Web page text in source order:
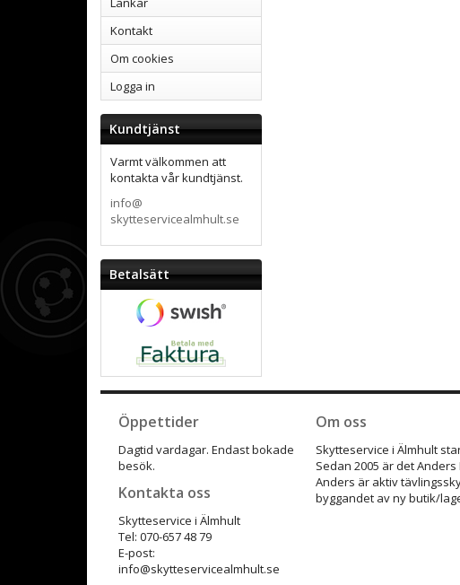
Kontakt
Om cookies
Logga in
Kundtjänst
Varmt välkommen att
kontakta vår kundtjänst.
info@
skytteservicealmhult.se
Betalsätt
Öppettider
Dagtid vardagar. Endast bokade
besök.
Kontakta oss
Skytteservice i Älmhult
Tel: 070-657 48 79
E-post:
info@skytteservicealmhult.se
Om oss
Skytteservice i Älmhult
Sedan 2005 är det
Anders är aktiv
byggandet av ny butik/